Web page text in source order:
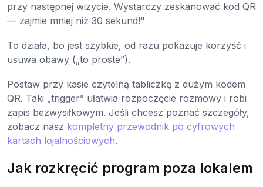
przy następnej wizycie. Wystarczy zeskanować kod QR
— zajmie mniej niż 30 sekund!"
To działa, bo jest szybkie, od razu pokazuje korzyść i
usuwa obawy („to proste”).
Postaw przy kasie czytelną tabliczkę z dużym kodem
QR. Taki „trigger” ułatwia rozpoczęcie rozmowy i robi
zapis bezwysiłkowym. Jeśli chcesz poznać szczegóły,
zobacz nasz kompletny przewodnik po cyfrowych
kartach lojalnościowych.
Jak rozkręcić program poza lokalem